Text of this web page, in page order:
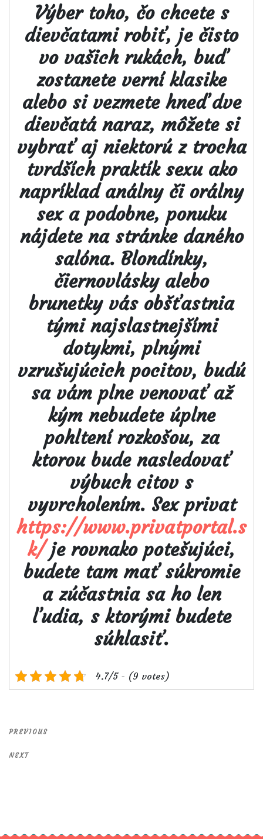
Výber toho, čo chcete s
dievčatami robiť, je čisto
vo vašich rukách, buď
zostanete verní klasike
alebo si vezmete hneď dve
dievčatá naraz, môžete si
vybrať aj niektorú z trocha
tvrdších praktík sexu ako
napríklad análny či orálny
sex a podobne, ponuku
nájdete na stránke daného
salóna. Blondínky,
čiernovlásky alebo
brunetky vás obšťastnia
tými najslastnejšími
dotykmi, plnými
vzrušujúcich pocitov, budú
sa vám plne venovať až
kým nebudete úplne
pohltení rozkošou, za
ktorou bude nasledovať
výbuch citov s
vyvrcholením. Sex privat
https://www.privatportal.s
k/je rovnako potešujúci,
budete tam mať súkromie
a zúčastnia sa ho len
ľudia, s ktorými budete
súhlasiť.
4.7/5 - (9 votes)
Previous
PREVIOUS
Next
NEXT